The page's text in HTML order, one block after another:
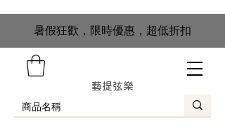
藝提弦樂
​暑假狂歡，限時優惠，超低折扣